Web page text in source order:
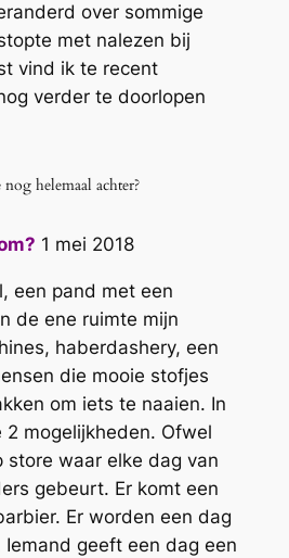
over sommige
met nalezen bij
vind ik te recent
verder te doorlopen
helemaal achter?
1 mei 2018
een pand met een
de ene ruimte mijn
haberdashery, een
die mooie stofjes
om iets te naaien. In
mogelijkheden. Ofwel
waar elke dag van
gebeurt. Er komt een
Er worden een dag
geeft een dag een